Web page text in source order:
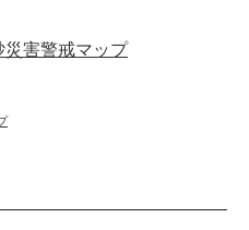
害警戒マップ